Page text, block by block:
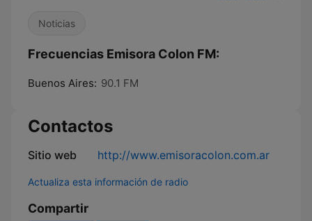
Noticias
Frecuencias Emisora Colon FM:
Buenos Aires: 90.1 FM
Contactos
Sitio web http://www.emisoracolon.com.ar
Actualiza esta información de radio
Compartir